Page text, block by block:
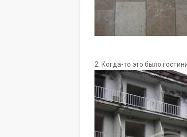
2. Когда-то это было